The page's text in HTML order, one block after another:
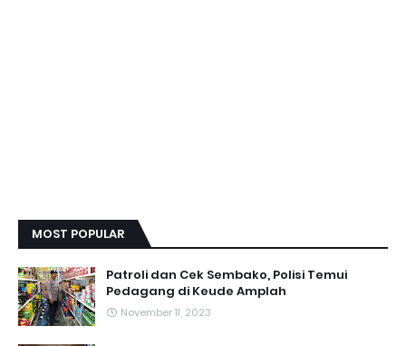
MOST POPULAR
Patroli dan Cek Sembako, Polisi Temui
Pedagang di Keude Amplah
November 11, 2023